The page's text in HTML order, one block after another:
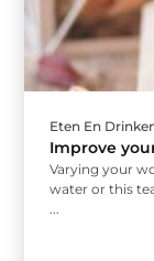
Eten En
Improve
Varying your
water or this
...